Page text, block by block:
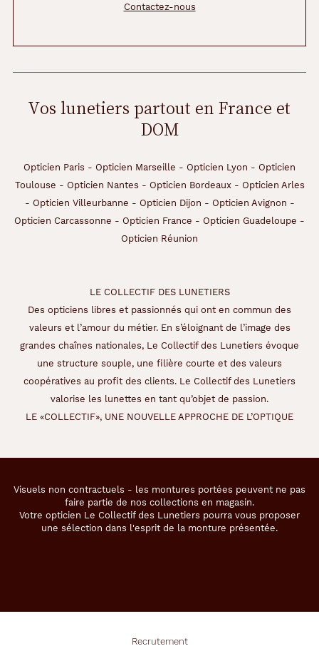
Contactez-nous
Vos lunetiers partout en France et
DOM
Opticien Paris - Opticien Marseille - Opticien Lyon - Opticien
Toulouse - Opticien Nantes - Opticien Bordeaux- Opticien Arles
- Opticien Villeurbanne - Opticien Dijon - Opticien Avignon -
Opticien Carcassonne - Opticien France - Opticien Guadeloupe -
Opticien Réunion
LE COLLECTIF DES LUNETIERS
Des opticiens libres et passionnés qui ont en commun des
valeurs et l’amour du métier. En s’éloignant de l’image des
grandes chaînes nationales, Le Collectif des Lunetiers évoque
une structure souple, une filière courte et des valeurs
coopératives au profit des clients. Le Collectif des Lunetiers
valorise les lunettes en tant qu’objet de passion.
LE «COLLECTIF», UNE NOUVELLE APPROCHE DE L’OPTIQUE
Visuels non contractuels - les montures portées peuvent ne pas
faire partie de nos collections en magasin.
Votre opticien Le Collectif des Lunetiers pourra vous proposer
une sélection dans l'esprit de la monture présentée.
Recrutement